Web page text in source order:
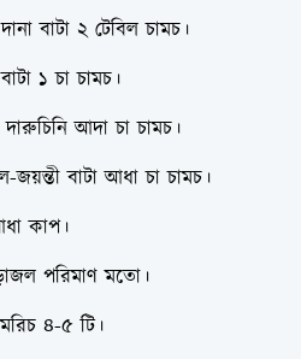
বাটা ২ টেবিল চামচ।
১ চা চামচ।
আদা চা চামচ।
বাটা আধা চা চামচ।
কাপ।
পরিমাণ মতো।
৪-৫ টি।